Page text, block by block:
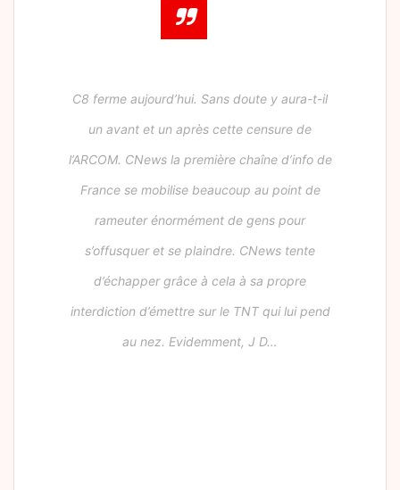
C8 ferme aujourd’hui. Sans doute y aura-t-il
un avant et un après cette censure de
l’ARCOM. CNews la première chaîne d’info de
France se mobilise beaucoup au point de
rameuter énormément de gens pour
s’offusquer et se plaindre. CNews tente
d’échapper grâce à cela à sa propre
interdiction d’émettre sur le TNT qui lui pend
au nez. Evidemment, J D…